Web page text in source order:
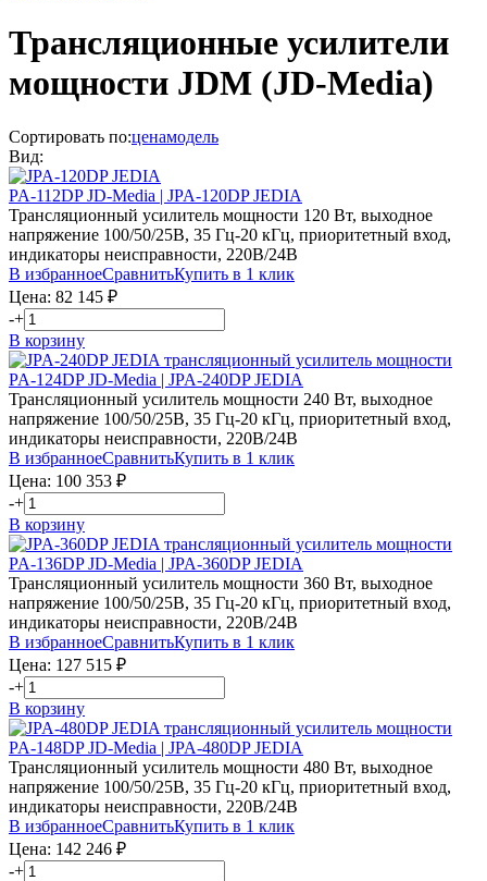
Трансляционные усилители
мощности JDM (JD-Media)
Сортировать по:ценамодель
Вид:
PA-112DP JD-Media | JPA-120DP JEDIA
Трансляционный усилитель мощности 120 Вт, выходное
напряжение 100/50/25В, 35 Гц-20 кГц, приоритетный вход,
индикаторы неисправности, 220В/24В
В избранноеСравнитьКупить в 1 клик
Цена: 82 145 ₽
-+
В корзину
PA-124DP JD-Media | JPA-240DP JEDIA
Трансляционный усилитель мощности 240 Вт, выходное
напряжение 100/50/25В, 35 Гц-20 кГц, приоритетный вход,
индикаторы неисправности, 220В/24В
В избранноеСравнитьКупить в 1 клик
Цена: 100 353 ₽
-+
В корзину
PA-136DP JD-Media | JPA-360DP JEDIA
Трансляционный усилитель мощности 360 Вт, выходное
напряжение 100/50/25В, 35 Гц-20 кГц, приоритетный вход,
индикаторы неисправности, 220В/24В
В избранноеСравнитьКупить в 1 клик
Цена: 127 515 ₽
-+
В корзину
PA-148DP JD-Media | JPA-480DP JEDIA
Трансляционный усилитель мощности 480 Вт, выходное
напряжение 100/50/25В, 35 Гц-20 кГц, приоритетный вход,
индикаторы неисправности, 220В/24В
В избранноеСравнитьКупить в 1 клик
Цена: 142 246 ₽
-+